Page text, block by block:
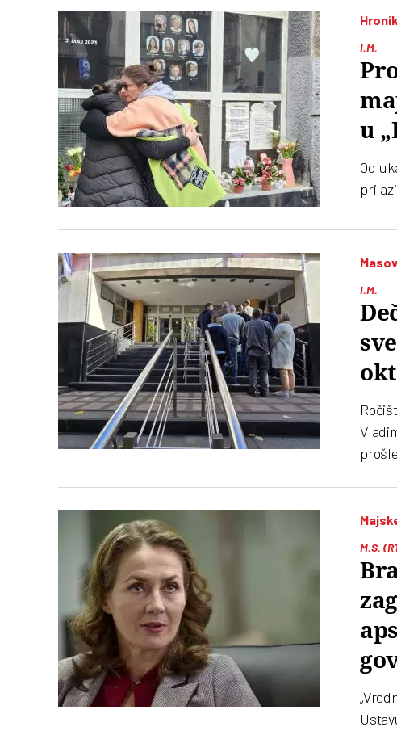
I.M.
u
I.M.
M.S.